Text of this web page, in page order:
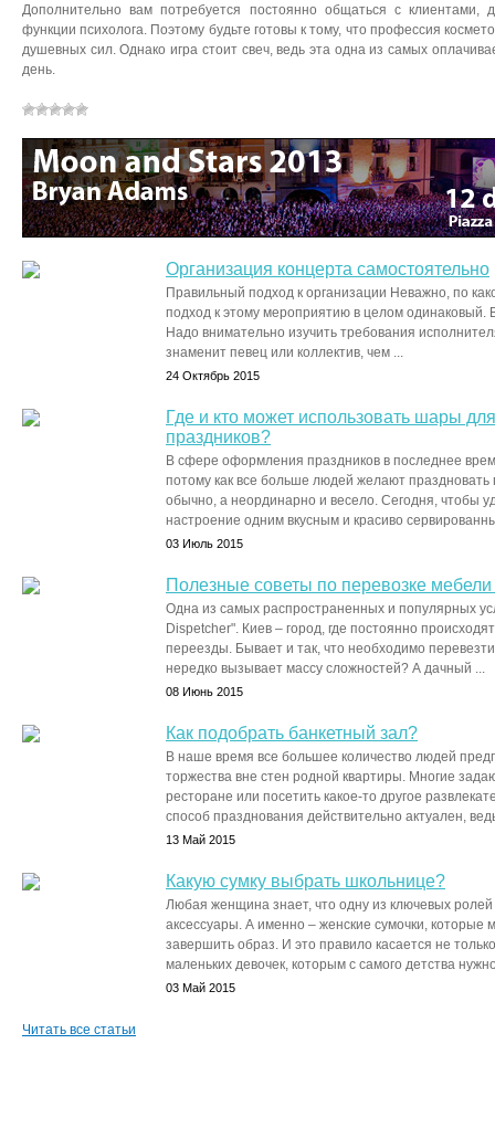
Дополнительно вам потребуется постоянно общаться с клиентами,
функции психолога. Поэтому будьте готовы к тому, что профессия
душевных сил. Однако игра стоит свеч, ведь эта одна из самых
день.
Организация концерта самостоятельно
Правильный подход к организации Неважно, по
подход к этому мероприятию в целом одинаковый.
Надо внимательно изучить требования
знаменит певец или коллектив, чем ...
24 Октябрь 2015
Где и кто может использовать шары
праздников?
В сфере оформления праздников в последнее
потому как все больше людей желают праздновать
обычно, а неординарно и весело. Сегодня, чтобы
настроение одним вкусным и красиво
03 Июль 2015
Полезные советы по перевозке
Одна из самых распространенных и популярных
Dispetcher". Киев – город, где постоянно
переезды. Бывает и так, что необходимо
нередко вызывает массу сложностей? А дачный ...
08 Июнь 2015
Как подобрать банкетный зал?
В наше время все большее количество людей
торжества вне стен родной квартиры. Многие
ресторане или посетить какое-то другое
способ празднования действительно актуален,
13 Май 2015
Какую сумку выбрать школьнице?
Любая женщина знает, что одну из ключевых
аксессуары. А именно – женские сумочки, которые
завершить образ. И это правило касается не
маленьких девочек, которым с самого детства
03 Май 2015
Читать все статьи